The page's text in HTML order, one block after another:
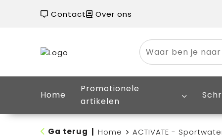
Contact Over ons
Home
Promotionele
artikelen
Ga terug Home ACTIVATE -